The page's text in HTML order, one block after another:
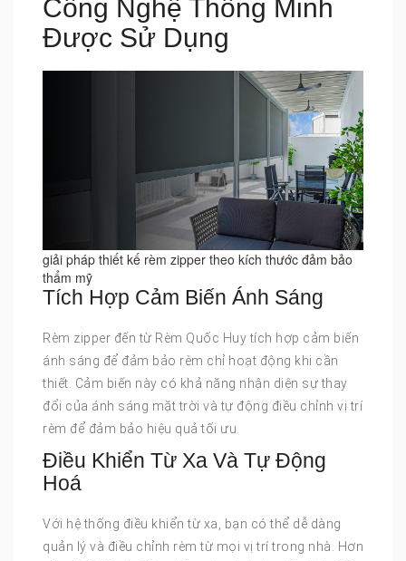
Công Nghệ Thông Minh
Được Sử Dụng
giải pháp thiết kế rèm zipper theo kích thước đảm bảo
thẩm mỹ
Tích Hợp Cảm Biến Ánh Sáng
Rèm zipper đến từ Rèm Quốc Huy tích hợp cảm biến
ánh sáng để đảm bảo rèm chỉ hoạt động khi cần
thiết. Cảm biến này có khả năng nhận diện sự thay
đổi của ánh sáng mặt trời và tự động điều chỉnh vị trí
rèm để đảm bảo hiệu quả tối ưu.
Điều Khiển Từ Xa Và Tự Động
Hoá
Với hệ thống điều khiển từ xa, bạn có thể dễ dàng
quản lý và điều chỉnh rèm từ mọi vị trí trong nhà. Hơn